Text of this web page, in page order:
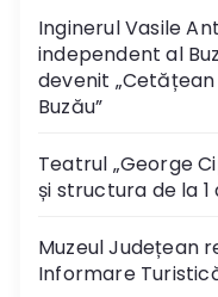
Inginerul Vasile
independent al
devenit
Buzău”
Teatrul „George
și structura de la 1
Muzeul Județean
Informare